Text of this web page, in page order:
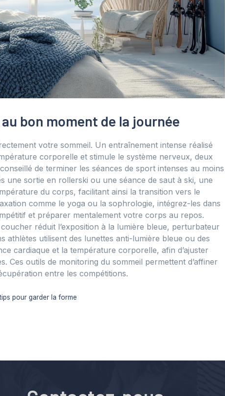
bon moment de la journée
votre sommeil. Un entraînement intense réalisé
corporelle et stimule le système nerveux, deux
de terminer les séances de sport intenses au moins
une sortie en rollerski ou une séance de saut à ski, une
du corps, facilitant ainsi la transition vers le
comme le yoga ou la sophrologie, intégrez-les dans
et préparer mentalement votre corps au repos.
réduit l’exposition à la lumière bleue, perturbateur
athlètes utilisent des lunettes anti-lumière bleue ou des
cardiaque et la température corporelle, afin d’ajuster
Ces outils de monitoring du sommeil permettent d’affiner
entre les compétitions.
pour garder la forme